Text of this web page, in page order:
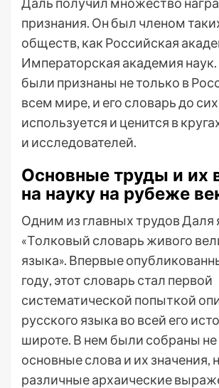
признания. Он был членом
обществ, как Российская
Императорская академия наук.
были признаны не только в
всем мире, и его словарь до
используется и ценится в
и исследователей.
Основные труды и их
на науку на рубеже
Одним из главных трудов Даля
«Толковый словарь живого
языка». Впервые
году, этот словарь стал первой
систематической попыткой
русского языка во всей его
широте. В нем были собраны не
основные слова и их значения,
различные архаические